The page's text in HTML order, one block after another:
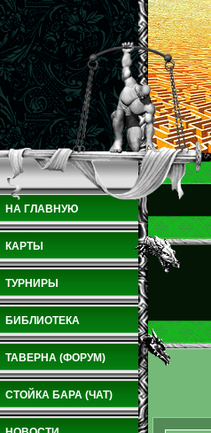
НА ГЛАВНУЮ
КАРТЫ
ТУРНИРЫ
БИБЛИОТЕКА
ТАВЕРНА (ФОРУМ)
СТОЙКА БАРА (ЧАТ)